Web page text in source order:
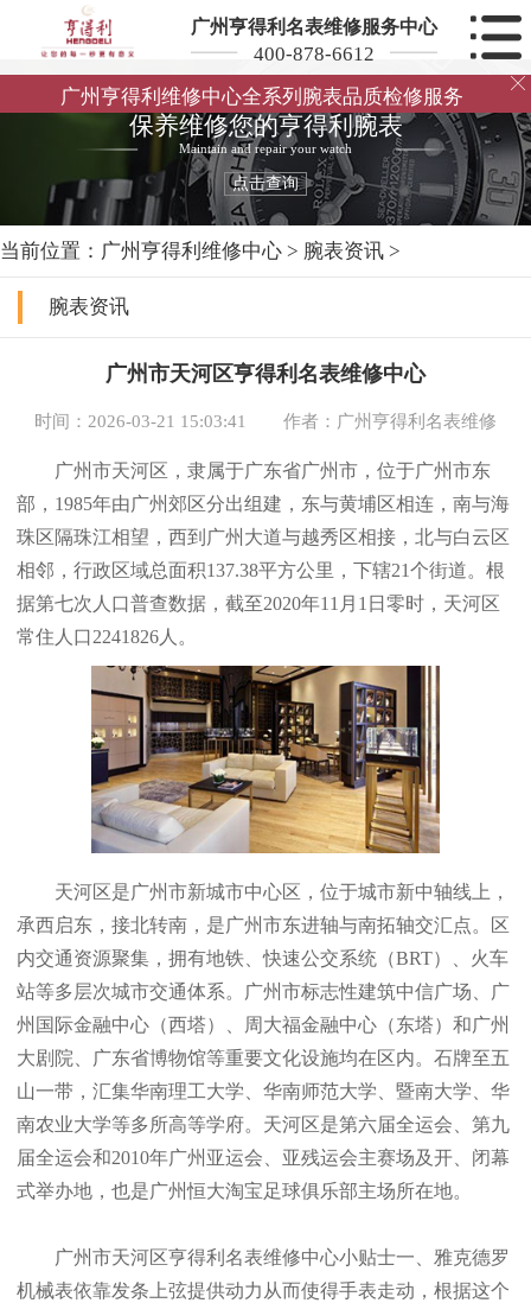
广州亨得利名表维修服务中心
400-878-6612
广州亨得利维修中心全系列腕表品质检修服务

保养维修您的亨得利腕表
Maintain and repair your watch
点击查询
当前位置： 广州亨得利维修中心 > 腕表资讯 >
腕表资讯
广州市天河区亨得利名表维修中心
时间：2026-03-21 15:03:41 作者：广州亨得利名表维修
广州市天河区，隶属于广东省广州市，位于广州市东
部，1985年由广州郊区分出组建，东与黄埔区相连，南与海
珠区隔珠江相望，西到广州大道与越秀区相接，北与白云区
相邻，行政区域总面积137.38平方公里，下辖21个街道。根
据第七次人口普查数据，截至2020年11月1日零时，天河区
常住人口2241826人。
天河区是广州市新城市中心区，位于城市新中轴线上，
承西启东，接北转南，是广州市东进轴与南拓轴交汇点。区
内交通资源聚集，拥有地铁、快速公交系统（BRT）、火车
站等多层次城市交通体系。广州市标志性建筑中信广场、广
州国际金融中心（西塔）、周大福金融中心（东塔）和广州
大剧院、广东省博物馆等重要文化设施均在区内。石牌至五
山一带，汇集华南理工大学、华南师范大学、暨南大学、华
南农业大学等多所高等学府。天河区是第六届全运会、第九
届全运会和2010年广州亚运会、亚残运会主赛场及开、闭幕
式举办地，也是广州恒大淘宝足球俱乐部主场所在地。
广州市天河区亨得利名表维修中心小贴士一、雅克德罗
机械表依靠发条上弦提供动力从而使得手表走动，根据这个